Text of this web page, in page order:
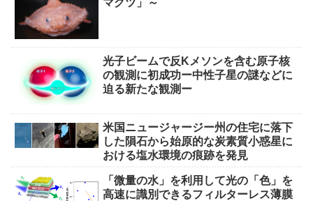
マグツ」～
光子ビームで反Kメソンを含む原子核
の観測に初成功ー中性子星の謎などに
迫る新たな観測ー
米国ニュージャージー州の住宅に落下
した隕石から始原的な炭素質小惑星に
おける塩水環境の痕跡を発見
「微量の水」を利用して光の「色」を
高速に識別できるフィルターレス薄膜